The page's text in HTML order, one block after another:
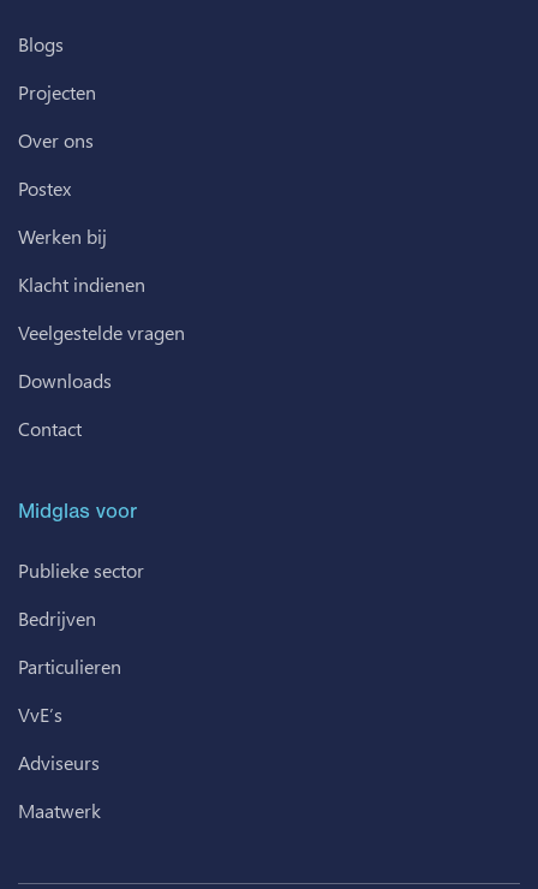
Blogs
Projecten
Over ons
Postex
Werken bij
Klacht indienen
Veelgestelde vragen
Downloads
Contact
Midglas voor
Publieke sector
Bedrijven
Particulieren
VvE’s
Adviseurs
Maatwerk